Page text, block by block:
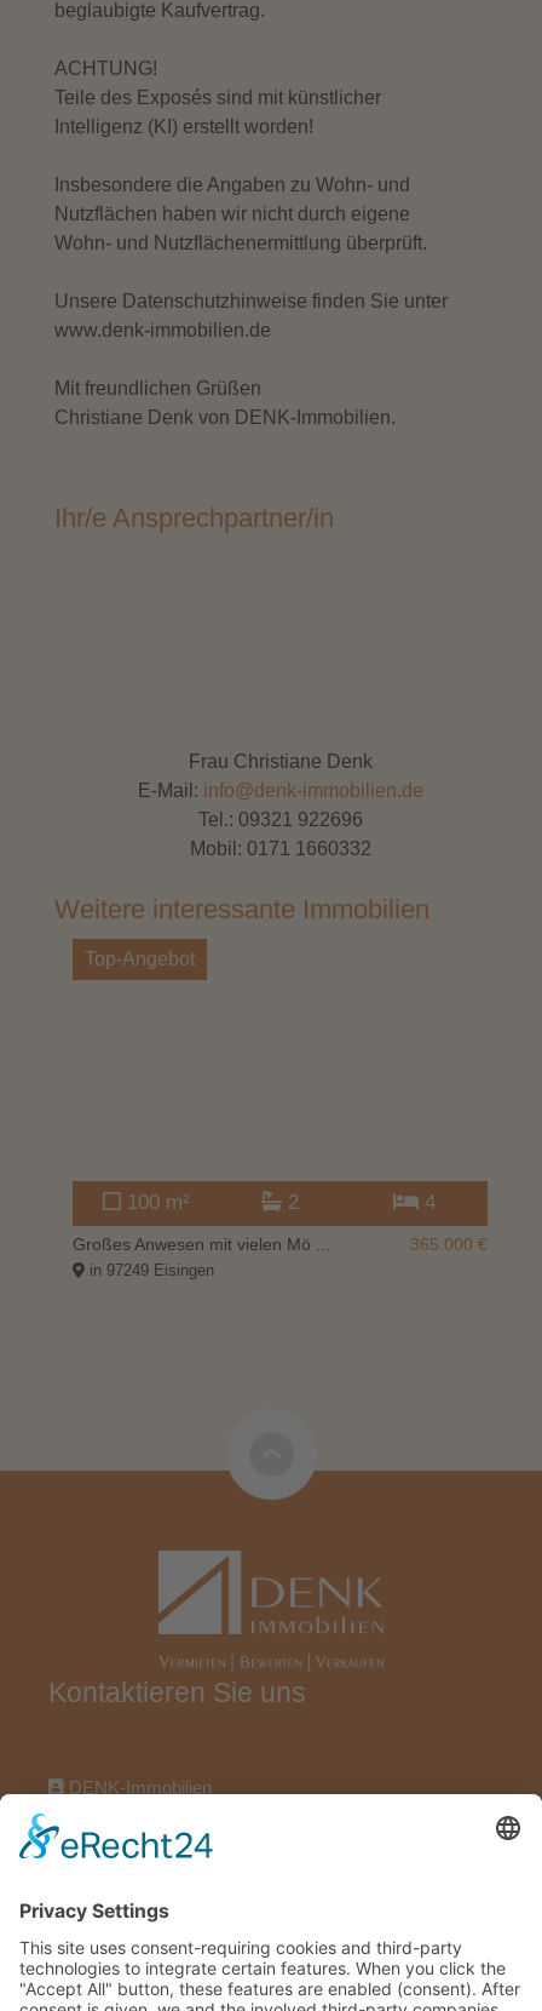
beglaubigte Kaufvertrag.
ACHTUNG!
Teile des Exposés sind mit künstlicher
Intelligenz (KI) erstellt worden!
Insbesondere die Angaben zu Wohn- und
Nutzflächen haben wir nicht durch eigene
Wohn- und Nutzflächenermittlung überprüft.
Unsere Datenschutzhinweise finden Sie unter
www.denk-immobilien.de
Mit freundlichen Grüßen
Christiane Denk von DENK-Immobilien.
Ihr/e Ansprechpartner/in
Frau Christiane Denk
E-Mail: info@denk-immobilien.de
Tel.: 09321 922696
Mobil: 0171 1660332
Weitere interessante Immobilien
Top-Angebot
100 m² 2 4
Großes Anwesen mit vielen Mö ... 365.000 €
in 97249 Eisingen
Kontaktieren Sie uns
DENK-Immobilien
09321922696